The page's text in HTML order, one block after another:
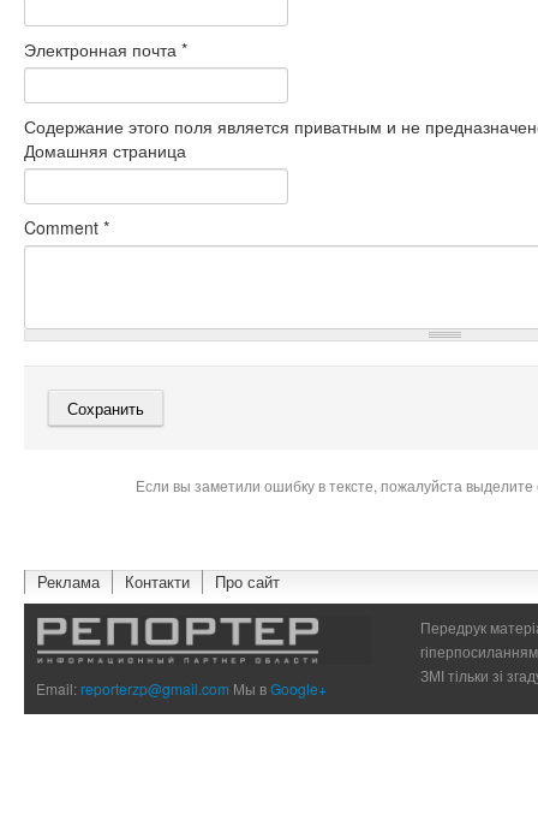
Электронная почта *
Содержание этого поля является приватным и не
Домашняя страница
Comment *
Если вы заметили ошибку в тексте, пожалуйста
Реклама Контакти Про сайт
Email:reporterzp@gmail.com Мы вGoogle+
Передрук
ЗМІ тільки зі